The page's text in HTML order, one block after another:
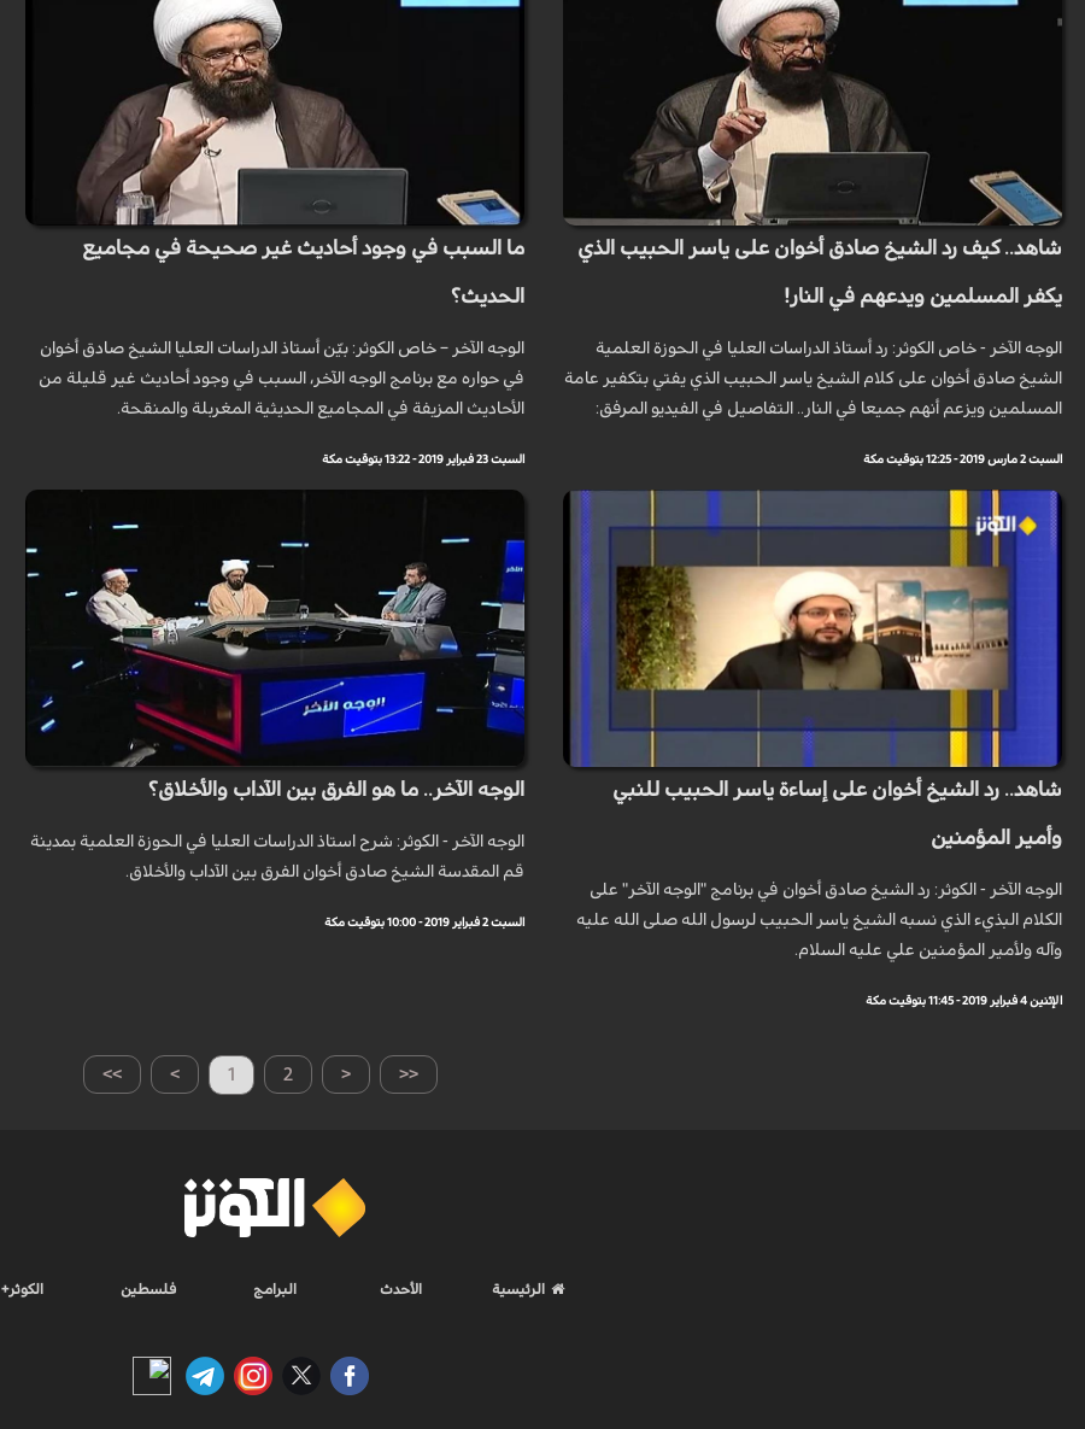
شاهد.. كيف رد الشيخ صادق أخوان على ياسر الحبيب الذي
يكفر المسلمين ويدعهم في النار!
الوجه الآخر - خاص الكوثر: رد أستاذ الدراسات العليا في الحوزة العلمية
الشيخ صادق أخوان على كلام الشيخ ياسر الحبيب الذي يفتي بتكفير عامة
المسلمين ويزعم أنهم جميعا في النار.. التفاصيل في الفيديو المرفق:
السبت 2 مارس 2019 - 12:25 بتوقيت مكة
ما السبب في وجود أحاديث غير صحيحة في مجاميع
الحديث؟
الوجه الآخر – خاص الكوثر: بيّن أستاذ الدراسات العليا الشيخ صادق أخوان
في حواره مع برنامج الوجه الآخر، السبب في وجود أحاديث غير قليلة من
الأحاديث المزيفة في المجاميع الحديثية المغربلة والمنقحة.
السبت 23 فبراير 2019 - 13:22 بتوقيت مكة
شاهد.. رد الشيخ أخوان على إساءة ياسر الحبيب للنبي
وأمير المؤمنين
الوجه الآخر - الكوثر: رد الشيخ صادق أخوان في برنامج "الوجه الآخر" على
الكلام البذيء الذي نسبه الشيخ ياسر الحبيب لرسول الله صلى الله عليه
وآله ولأمير المؤمنين علي عليه السلام.
الإثنين 4 فبراير 2019 - 11:45 بتوقيت مكة
الوجه الآخر.. ما هو الفرق بين الآداب والأخلاق؟
الوجه الآخر - الكوثر: شرح استاذ الدراسات العليا في الحوزة العلمية بمدينة
قم المقدسة الشيخ صادق أخوان الفرق بين الآداب والأخلاق.
السبت 2 فبراير 2019 - 10:00 بتوقيت مكة
>> > 1 2 < <<
الرئيسية الأحدث البرامج فلسطين الكوثر+